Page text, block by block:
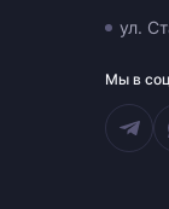
ул.
Мы в